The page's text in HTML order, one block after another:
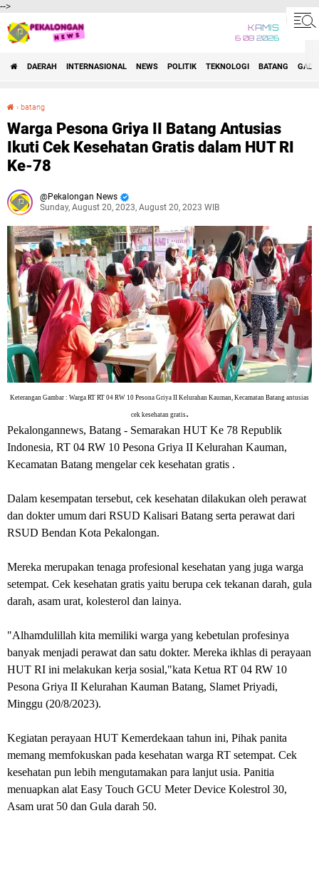
-->
KAMIS
6 08 2026
DAERAH INTERNASIONAL NEWS POLITIK TEKNOLOGI BATANG
› batang
Warga Pesona Griya II Batang Antusias
Ikuti Cek Kesehatan Gratis dalam HUT RI
Ke-78
Pekalongan News
Sunday, August 20, 2023, August 20, 2023 WIB
Keterangan Gambar : Warga RT RT 04 RW 10 Pesona Griya II Kelurahan Kauman, Kecamatan Batang antusias
cek kesehatan gratis.
Pekalongannews, Batang - Semarakan HUT Ke 78 Republik
Indonesia, RT 04 RW 10 Pesona Griya II Kelurahan Kauman,
Kecamatan Batang mengelar cek kesehatan gratis .
Dalam kesempatan tersebut, cek kesehatan dilakukan oleh perawat
dan dokter umum dari RSUD Kalisari Batang serta perawat dari
RSUD Bendan Kota Pekalongan.
Mereka merupakan tenaga profesional kesehatan yang juga warga
setempat. Cek kesehatan gratis yaitu berupa cek tekanan darah, gula
darah, asam urat, kolesterol dan lainya.
"Alhamdulillah kita memiliki warga yang kebetulan profesinya
banyak menjadi perawat dan satu dokter. Mereka ikhlas di perayaan
HUT RI ini melakukan kerja sosial,"kata Ketua RT 04 RW 10
Pesona Griya II Kelurahan Kauman Batang, Slamet Priyadi,
Minggu (20/8/2023).
Kegiatan perayaan HUT Kemerdekaan tahun ini, Pihak panita
memang memfokuskan pada kesehatan warga RT setempat. Cek
kesehatan pun lebih mengutamakan para lanjut usia. Panitia
menuapkan alat Easy Touch GCU Meter Device Kolestrol 30,
Asam urat 50 dan Gula darah 50.